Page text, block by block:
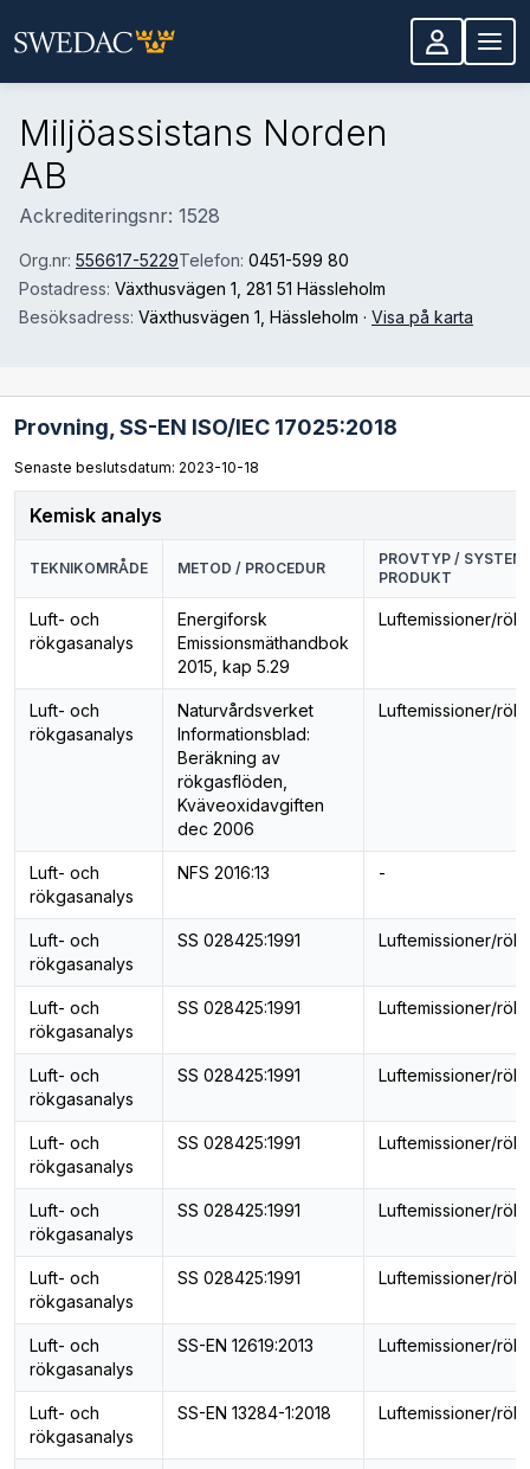
Miljöassistans Norden
AB
Ackrediteringsnr: 1528
Org.nr: 556617-5229Telefon: 0451-599 80
Postadress: Växthusvägen 1 , 281 51 Hässleholm
Besöksadress: Växthusvägen 1 , Hässleholm · Visa på karta
Provning, SS-EN ISO/IEC 17025:2018
Senaste beslutsdatum: 2023-10-18
Kemisk analys
TEKNIKOMRÅDE METOD / PROCEDUR
PROVTYP / SYSTEM
PRODUKT
Luft- och
rökgasanalys
Energiforsk
Emissionsmäthandbok
2015, kap 5.29
Luftemissioner/
Luft- och
rökgasanalys
Naturvårdsverket
Informationsblad:
Beräkning av
rökgasflöden,
Kväveoxidavgiften
dec 2006
Luftemissioner/
Luft- och
rökgasanalys
NFS 2016:13 -
Luft- och
rökgasanalys
SS 028425:1991 Luftemissioner/
Luft- och
rökgasanalys
SS 028425:1991 Luftemissioner/
Luft- och
rökgasanalys
SS 028425:1991 Luftemissioner/
Luft- och
rökgasanalys
SS 028425:1991 Luftemissioner/
Luft- och
rökgasanalys
SS 028425:1991 Luftemissioner/
Luft- och
rökgasanalys
SS 028425:1991 Luftemissioner/
Luft- och
rökgasanalys
SS-EN 12619:2013 Luftemissioner/
Luft- och
rökgasanalys
SS-EN 13284-1:2018 Luftemissioner/